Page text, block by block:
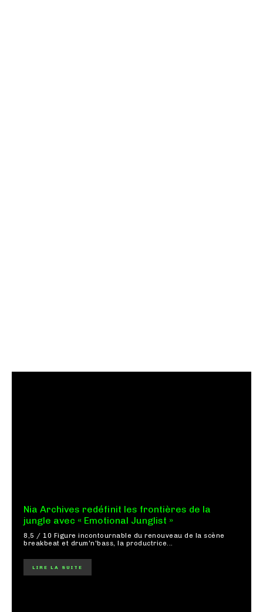
Nia Archives redéfinit les frontières de la
jungle avec « Emotional Junglist »
8,5 / 10 Figure incontournable du renouveau de la scène
breakbeat et drum'n'bass, la productrice...
LIRE LA SUITE